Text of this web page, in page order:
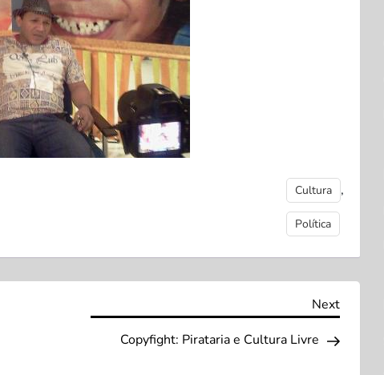
Cultura ,
Política
Next
Next
Copyfight: Pirataria e Cultura Livre